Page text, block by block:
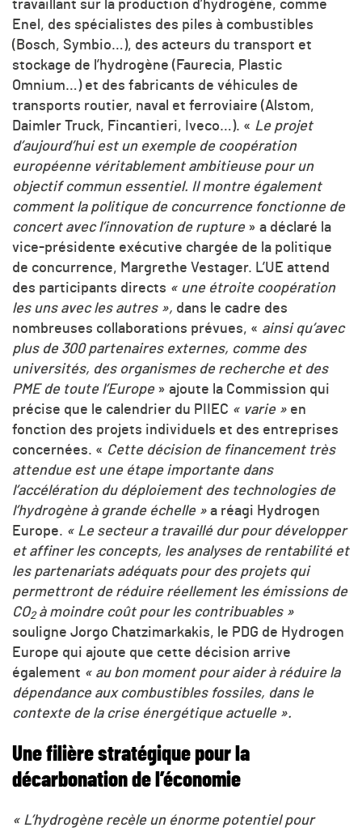
travaillant sur la production d’hydrogène, comme
Enel, des spécialistes des piles à combustibles
(Bosch, Symbio…), des acteurs du transport et
stockage de l’hydrogène (Faurecia, Plastic
Omnium…) et des fabricants de véhicules de
transports routier, naval et ferroviaire (Alstom,
Daimler Truck, Fincantieri, Iveco…). « Le projet
d’aujourd’hui est un exemple de coopération
européenne véritablement ambitieuse pour un
objectif commun essentiel. Il montre également
comment la politique de concurrence fonctionne de
concert avec l’innovation de rupture » a déclaré la
vice-présidente exécutive chargée de la politique
de concurrence, Margrethe Vestager. L’UE attend
des participants directs « une étroite coopération
les uns avec les autres», dans le cadre des
nombreuses collaborations prévues, « ainsi qu’avec
plus de 300 partenaires externes, comme des
universités, des organismes de recherche et des
PME de toute l’Europe » ajoute la Commission qui
précise que le calendrier du PIIEC « varie » en
fonction des projets individuels et des entreprises
concernées. « Cette décision de financement très
attendue est une étape importante dans
l’accélération du déploiement des technologies de
l’hydrogène à grande échelle » a réagi Hydrogen
Europe. « Le secteur a travaillé dur pour développer
et affiner les concepts, les analyses de rentabilité et
les partenariats adéquats pour des projets qui
permettront de réduire réellement les émissions de
CO2à moindre coût pour les contribuables »
souligne Jorgo Chatzimarkakis, le PDG de Hydrogen
Europe qui ajoute que cette décision arrive
également « au bon moment pour aider à réduire la
dépendance aux combustibles fossiles, dans le
contexte de la crise énergétique actuelle ».
Une filière stratégique pour la
décarbonation de l’économie
« L’hydrogène recèle un énorme potentiel pour